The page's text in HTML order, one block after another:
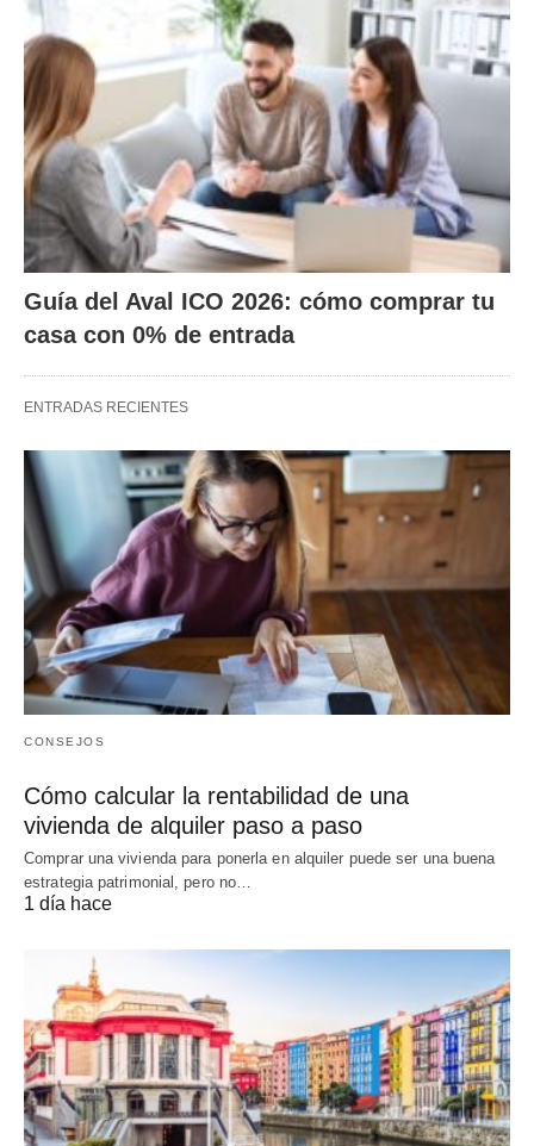
Guía del Aval ICO 2026: cómo comprar tu
casa con 0% de entrada
ENTRADAS RECIENTES
CONSEJOS
Cómo calcular la rentabilidad de una
vivienda de alquiler paso a paso
Comprar una vivienda para ponerla en alquiler puede ser una buena
estrategia patrimonial, pero no…
1 día hace